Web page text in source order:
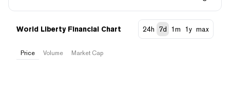
World Liberty Financial Chart 24h 7d 1m 1y max
Price Volume Market Cap